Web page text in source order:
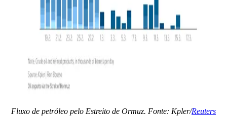
Fluxo de petróleo pelo Estreito de Ormuz. Fonte: Kpler/Reuters